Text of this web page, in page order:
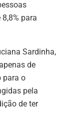
para
Sardinha,
de
para o
pela
de ter